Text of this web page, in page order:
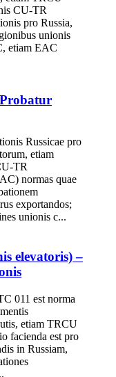
CU-TR
pro Russia,
unionis
etiam EAC
Russicae pro
etiam
TR
normas quae
exportandos;
unionis c...
elevatoris) –
011 est norma
etiam TRCU
facienda est pro
in Russiam,